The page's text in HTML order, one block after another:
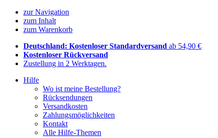
zur Navigation
zum Inhalt
zum Warenkorb
Deutschland: Kostenloser Standardversand ab 54,90 €
Kostenloser Rückversand
Zustellung in 2 Werktagen.
Hilfe
Wo ist meine Bestellung?
Rücksendungen
Versandkosten
Zahlungsmöglichkeiten
Kontakt
Alle Hilfe-Themen